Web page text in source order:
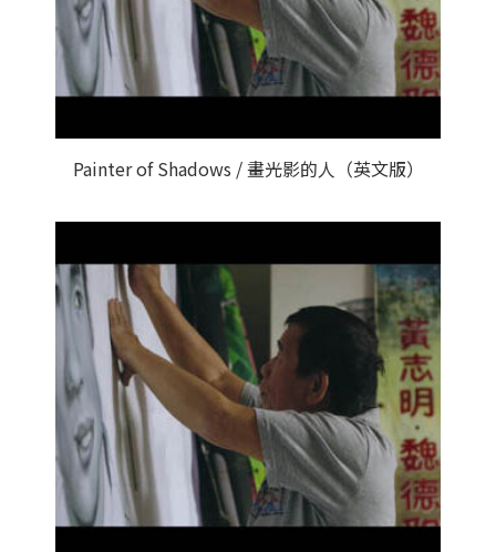
Painter of Shadows / 畫光影的人（英文版）